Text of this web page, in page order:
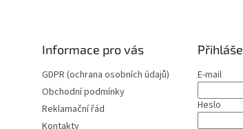
Informace pro vás
GDPR (ochrana osobních údajů)
Obchodní podmínky
Reklamační řád
Kontakty
E-mail
Heslo